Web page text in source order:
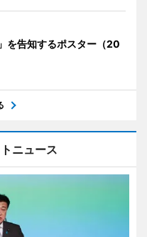
を告知するポスター（20
ニュース